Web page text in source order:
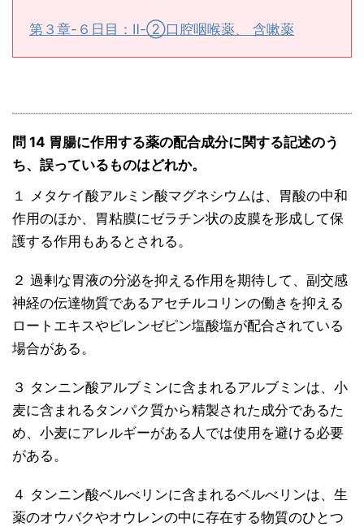
第３章-６日目：Ⅱ-②口腔咽喉薬、 含嗽薬
問 14 胃腸に作用する薬の配合成分に関する記述のう
ち、誤っているものはどれか。
１ メタケイ酸アルミン酸マグネシウムは、胃酸の中和
作用のほか、胃粘膜にゼラチン状の皮膜を形成して保
護する作用もあるとされる。
２ 過剰な胃液の分泌を抑える作用を期待して、副交感
神経の伝達物質であるアセチルコリンの働きを抑える
ロートエキスやピレンゼピン塩酸塩が配合されている
場合がある。
３ タンニン酸アルブミンに含まれるアルブミンは、小
麦に含まれるタンパク質から精製された成分であるた
め、小麦にアレルギーがある人では使用を避ける必要
がある。
４ タンニン酸ベルべリンに含まれるベルべリンは、生
薬のオウバクやオウレンの中に存在する物質のひとつ